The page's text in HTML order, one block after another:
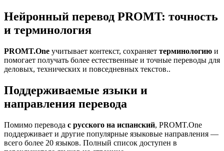
Нейронный перевод PROMT: точность
и терминология
PROMT.One учитывает контекст, сохраняет терминологию и
помогает получать более естественные и точные переводы для
деловых, технических и повседневных текстов..
Поддерживаемые языки и
направления перевода
Помимо перевода с русского на испанский, PROMT.One
поддерживает и другие популярные языковые направления —
всего более 20 языков. Полный список доступен в